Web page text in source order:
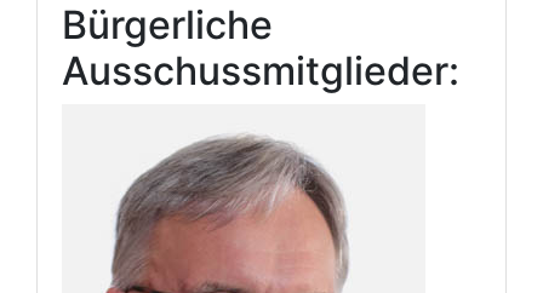
Bürgerliche
Ausschussmitglieder: